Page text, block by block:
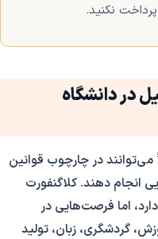
نکنید.
در دانشگاه
در چارچوب قوانین
انجام دهند. کلاگنفورت
اما فرصت‌هایی در
گردشگری، زبان، تولید